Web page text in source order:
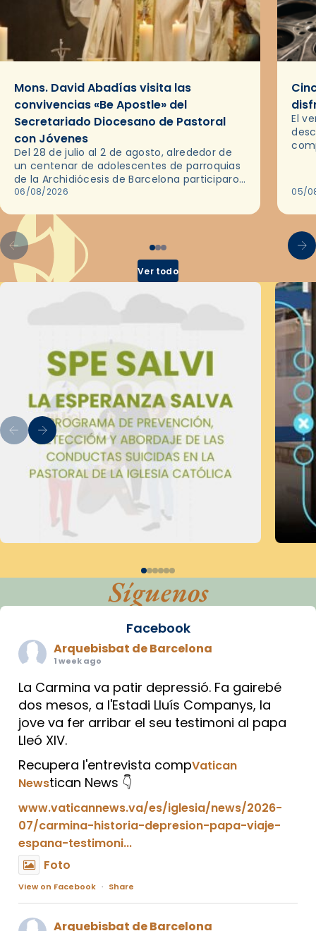
Mons. David Abadías visita las
convivencias «Be Apostle» del
Secretariado Diocesano de Pastoral
con Jóvenes
Del 28 de julio al 2 de agosto, alrededor de
un centenar de adolescentes de parroquias
de la Archidiócesis de Barcelona participaron
en las convivencias Be Apostle, organizadas
06/08/2026
El
05/
Ver todo
Síguenos
Facebook
Arquebisbat de Barcelona
1 week ago
La Carmina va patir depressió. Fa gairebé
dos mesos, a l'Estadi Lluís Companys, la
jove va fer arribar el seu testimoni al papa
Lleó XIV.
Recupera l'entrevista compVatican
Newstican News 👇
www.vaticannews.va/es/iglesia/news/2026-
07/carmina-historia-depresion-papa-viaje-
espana-testimoni...
Foto
View on Facebook · Share
Arquebisbat de Barcelona